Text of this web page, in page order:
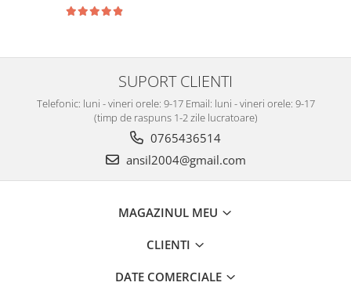
SUPORT CLIENTI
Telefonic: luni - vineri orele: 9-17 Email: luni - vineri orele: 9-17
(timp de raspuns 1-2 zile lucratoare)
0765436514
ansil2004@gmail.com
MAGAZINUL MEU
CLIENTI
DATE COMERCIALE